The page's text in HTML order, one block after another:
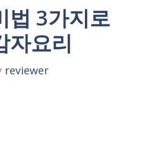
법 3가지로
자요리
reviewer